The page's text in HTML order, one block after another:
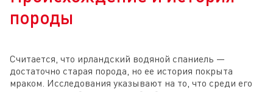
породы
Считается, что ирландский водяной спаниель —
достаточно старая порода, но ее история покрыта
мраком. Исследования указывают на то, что среди его